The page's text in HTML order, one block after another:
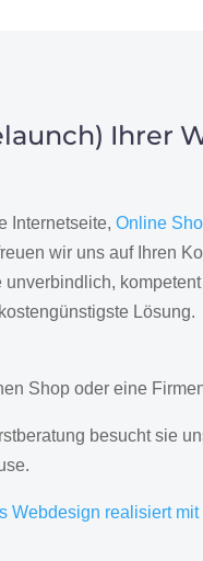
Ihrer
Internetseite, Online
wir uns auf Ihren
Lösung.
Shop oder eine
besucht sie
Webdesign realisiert